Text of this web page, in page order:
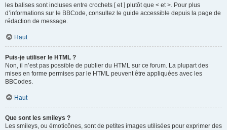
les balises sont incluses entre crochets [ et ] plutôt que < et >. Pour plus
d’informations sur le BBCode, consultez le guide accessible depuis la page de
rédaction de message.
Haut
Puis-je utiliser le HTML ?
Non, il n’est pas possible de publier du HTML sur ce forum. La plupart des
mises en forme permises par le HTML peuvent être appliquées avec les
BBCodes.
Haut
Que sont les smileys ?
Les smileys, ou émoticônes, sont de petites images utilisées pour exprimer des